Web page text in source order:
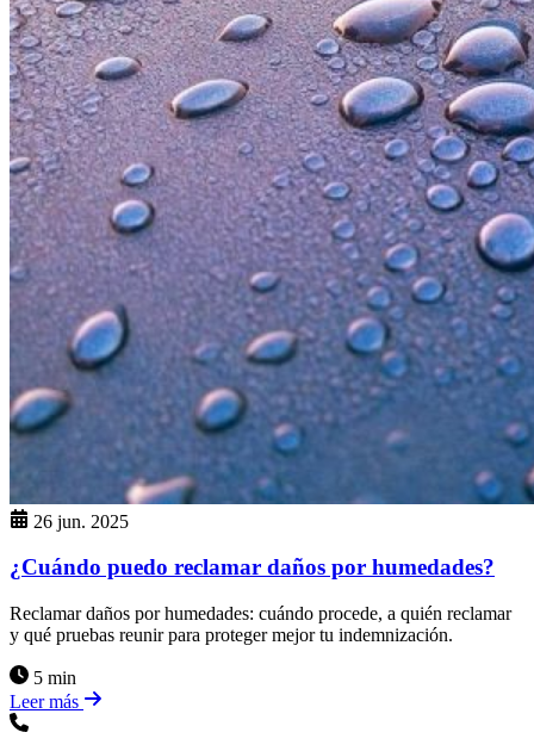
26 jun. 2025
¿Cuándo puedo reclamar daños por humedades?
Reclamar daños por humedades: cuándo procede, a quién reclamar
y qué pruebas reunir para proteger mejor tu indemnización.
5 min
Leer más